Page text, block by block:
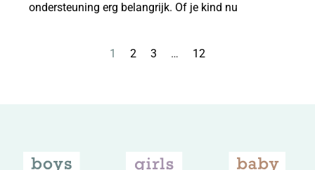
ondersteuning erg belangrijk. Of je kind nu
1 2 3 … 12